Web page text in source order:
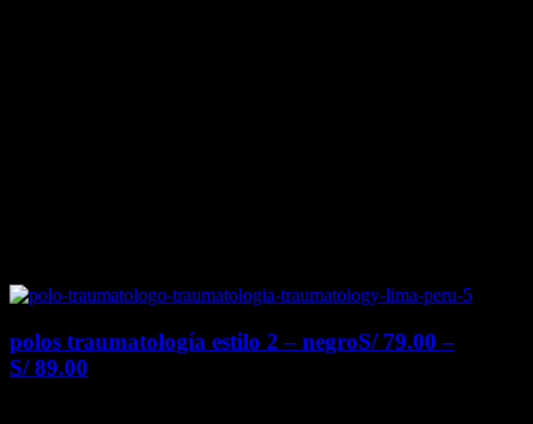
polos traumatología estilo 2 – negroS/79.00 –
S/89.00